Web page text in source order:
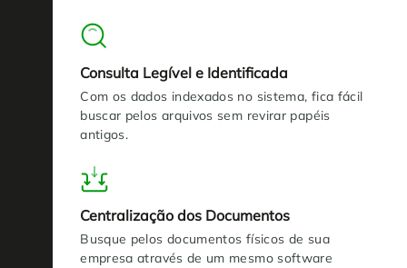
Consulta Legível e Identificada
Com os dados indexados no sistema, fica fácil
buscar pelos arquivos sem revirar papéis
antigos.
Centralização dos Documentos
Busque pelos documentos físicos de sua
empresa através de um mesmo software